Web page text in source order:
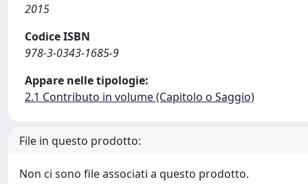
2015
Codice ISBN
978-3-0343-1685-9
Appare nelle tipologie:
2.1 Contributo in volume (Capitolo o Saggio)
File in questo prodotto:
Non ci sono file associati a questo prodotto.